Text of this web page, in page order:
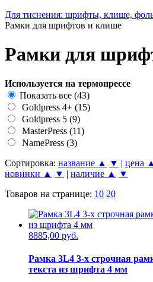
Для тиснения: шрифты, клише,
Рамки для шрифтов и клише
Рамки для
Используется на термопрессе
Показать все (43)
Goldpress 4+ (15)
Goldpress 5 (9)
MasterPress (11)
NamePress (3)
Сортировка: название ▲ ▼ | цена ▲
новинки ▲
▼ | наличие ▲
▼
Товаров на странице: 10 20
8885,00 руб.
Рамка 3L4 3-х строчная
текста из шрифта 4 мм